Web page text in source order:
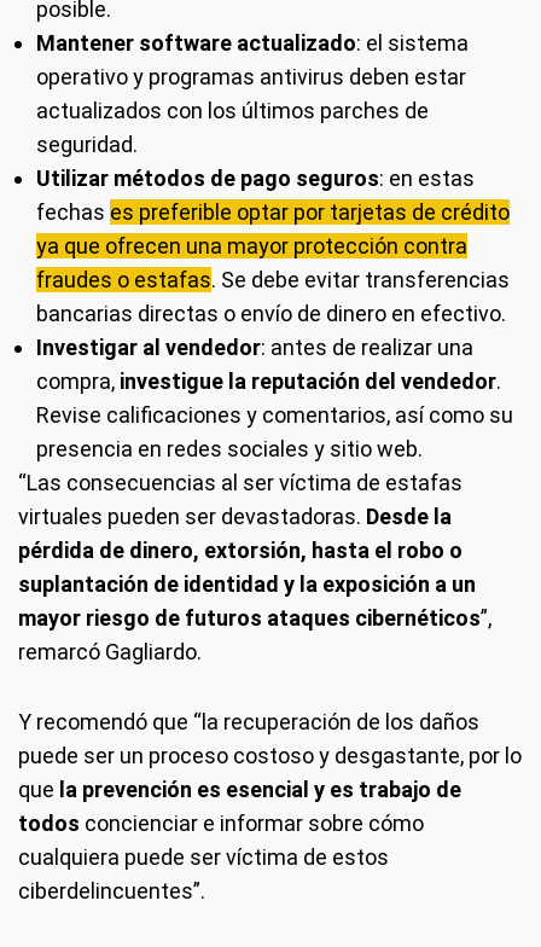
posible.
Mantener software actualizado: el sistema
operativo y programas antivirus deben estar
actualizados con los últimos parches de
seguridad.
Utilizar métodos de pago seguros: en estas
fechas es preferible optar por tarjetas de crédito
ya que ofrecen una mayor protección contra
fraudes o estafas. Se debe evitar transferencias
bancarias directas o envío de dinero en efectivo.
Investigar al vendedor: antes de realizar una
compra, investigue la reputación del vendedor.
Revise calificaciones y comentarios, así como su
presencia en redes sociales y sitio web.
“Las consecuencias al ser víctima de estafas
virtuales pueden ser devastadoras. Desde la
pérdida de dinero, extorsión, hasta el robo o
suplantación de identidad y la exposición a un
mayor riesgo de futuros ataques cibernéticos”,
remarcó Gagliardo.
Y recomendó que “la recuperación de los daños
puede ser un proceso costoso y desgastante, por lo
que la prevención es esencial y es trabajo de
todos concienciar e informar sobre cómo
cualquiera puede ser víctima de estos
ciberdelincuentes”.